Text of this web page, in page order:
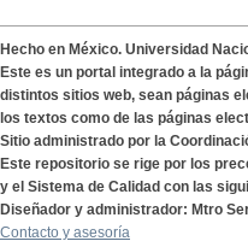
Hecho en México. Universidad
Este es un portal integrado a la
distintos sitios web, sean páginas
los textos como de las páginas
Sitio administrado por la
Este repositorio se rige por los
y el Sistema de Calidad con las
Diseñador y administrador: Mtro
Contacto y asesoría